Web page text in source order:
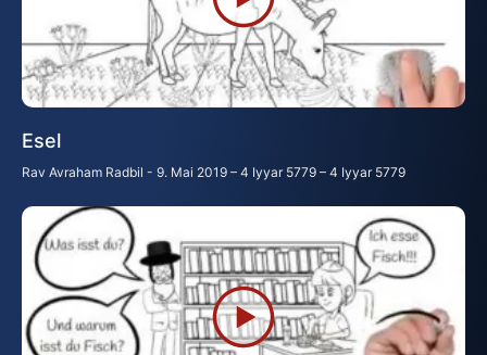
Esel
Rav Avraham Radbil 9. Mai 2019 – 4 Iyyar 5779 – 4 Iyyar 5779